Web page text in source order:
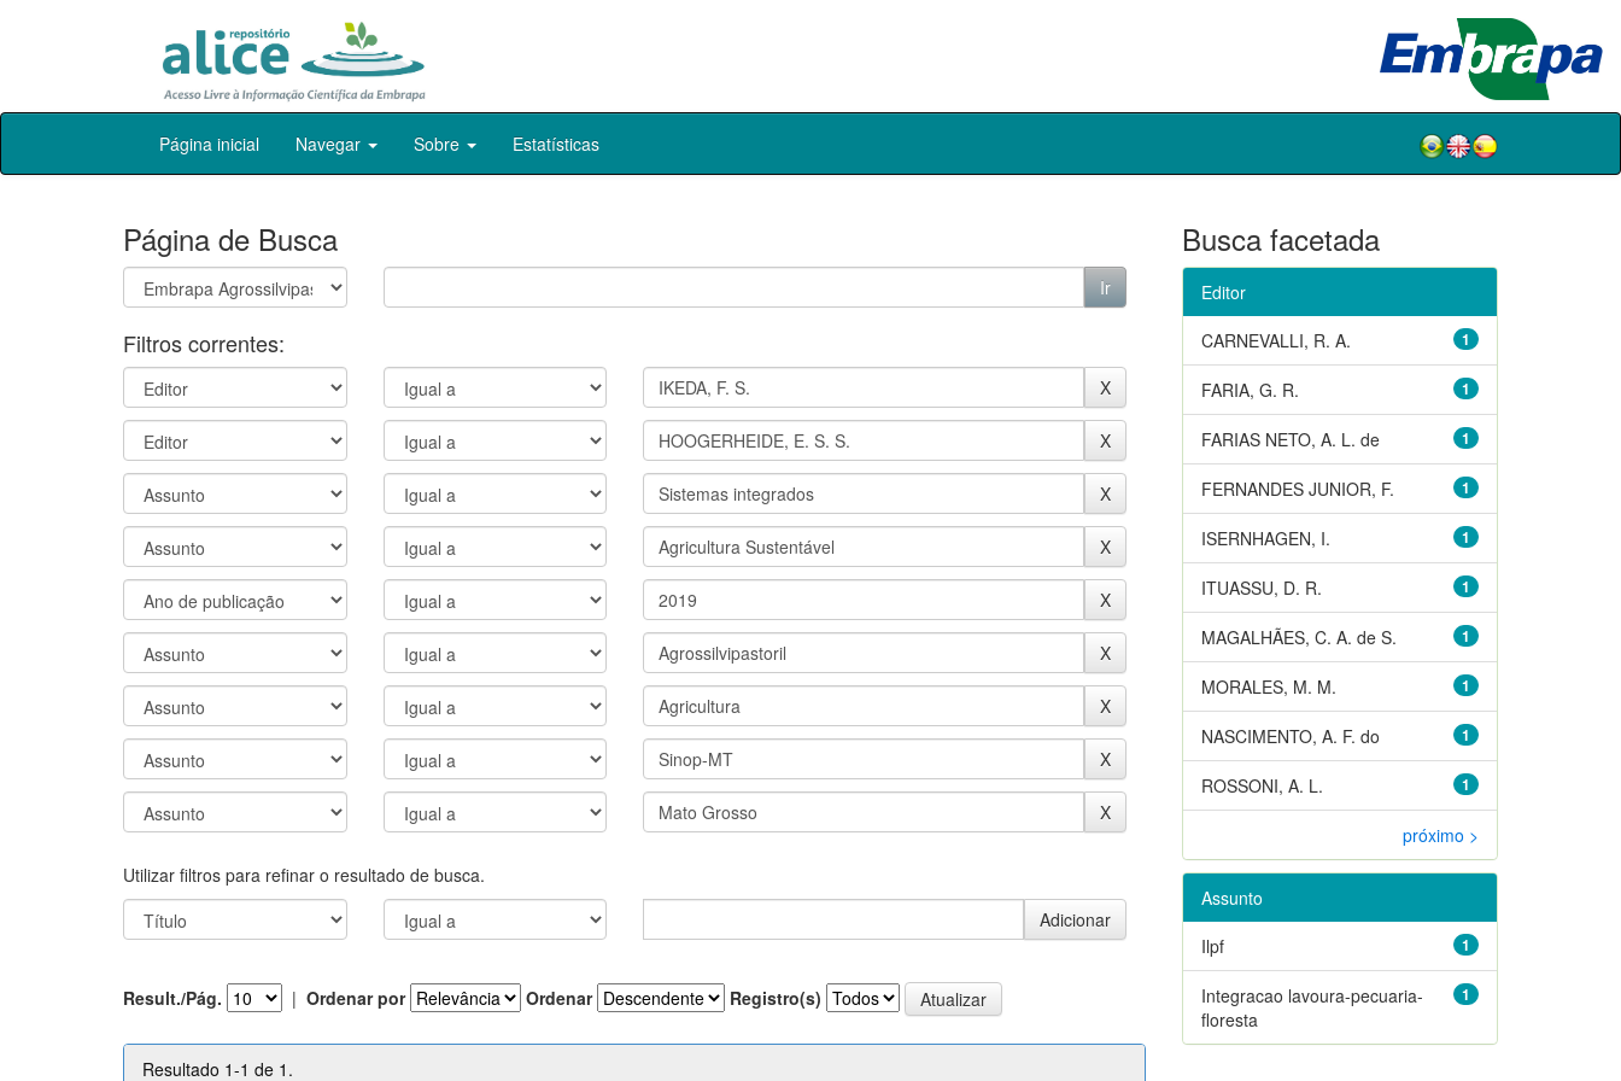
Skip
Página inicial Navegar Sobre Estatísticas
Página de Busca
Filtros correntes:
Utilizar filtros para refinar o resultado de busca.
Result./Pág. | Ordenar por Ordenar Registro(s)
Resultado 1-1 de 1.
Busca facetada
Editor
1
CARNEVALLI, R. A.
1
FARIA, G. R.
1
FARIAS NETO, A. L. de
1
FERNANDES JUNIOR, F.
1
ISERNHAGEN, I.
1
ITUASSU, D. R.
1
MAGALHÃES, C. A. de S.
1
MORALES, M. M.
1
NASCIMENTO, A. F. do
1
ROSSONI, A. L.
próximo >
Assunto
1
Ilpf
1
Integracao lavoura-pecuaria-
floresta